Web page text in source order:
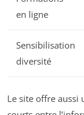
en ligne
Sensibilisation
diversité
Le site offre aussi